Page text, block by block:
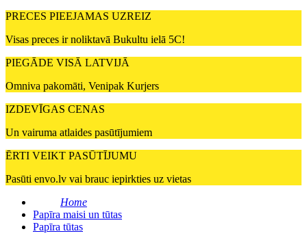
PRECES PIEEJAMAS UZREIZ
Visas preces ir noliktavā Bukultu ielā 5C!
PIEGĀDE VISĀ LATVIJĀ
Omniva pakomāti, Venipak Kurjers
IZDEVĪGAS CENAS
Un vairuma atlaides pasūtījumiem
ĒRTI VEIKT PASŪTĪJUMU
Pasūti envo.lv vai brauc iepirkties uz vietas
Home
Papīra maisi un tūtas
Papīra tūtas